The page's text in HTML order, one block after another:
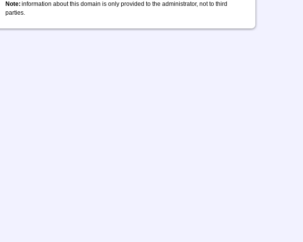
Note: information about this domain is only provided to the administrator, not to third
parties.